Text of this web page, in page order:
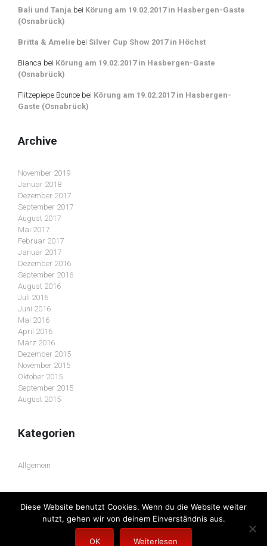
Bali und Tanja bei Körung am 19.02.2017 in Hasbergen-Gaste
(Osnabrück)
Britta & Amelie bei Silver Cup Show 2017 in Höchst
Bianca bei Körung am 19.02.2017 in Hasbergen-Gaste
(Osnabrück)
Flitzepiepe Bounce bei Körung am 19.02.2017 in Hasbergen-
Gaste (Osnabrück)
Archive
November 2019
Januar 2018
Dezember 2017
September 2017
August 2017
Mai 2017
Februar 2017
Januar 2017
Dezember 2016
September 2016
August 2016
Juli 2016
Juni 2016
Mai 2016
April 2016
März 2016
Dezember 2015
November 2015
Oktober 2015
September 2015
August 2015
Kategorien
Allgemein
Diese Website benutzt Cookies. Wenn du die Website weiter
nutzt, gehen wir von deinem Einverständnis aus.
OK Weiterlesen